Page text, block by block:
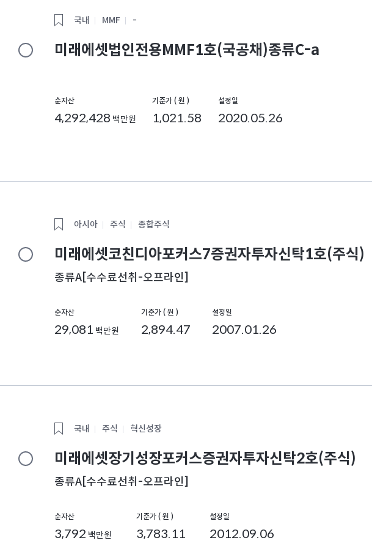
국내 MMF -
미래에셋법인전용MMF1호(국공채)종류C-a
순자산
4,292,428 백만원
기준가 ( 원 )
1,021.58
설정일
2020.05.26
아시아 주식 종합주식
미래에셋코친디아포커스7증권자투자신탁1호(주식)
종류A[수수료선취-오프라인]
순자산
29,081 백만원
기준가 ( 원 )
2,894.47
설정일
2007.01.26
국내 주식 혁신성장
미래에셋장기성장포커스증권자투자신탁2호(주식)
종류A[수수료선취-오프라인]
순자산
3,792 백만원
기준가 ( 원 )
3,783.11
설정일
2012.09.06